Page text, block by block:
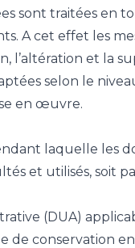
sont traitées
A cet effet les
l’altération et la
selon le
en œuvre.
laquelle les
et utilisés, soit
(DUA)
de conservation